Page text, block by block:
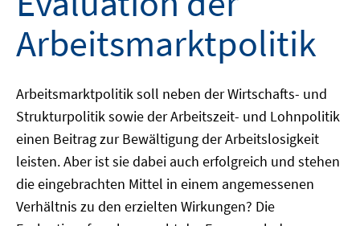
Arbeitsmarktpolitik
Arbeitsmarktpolitik soll neben der Wirtschafts- und
Strukturpolitik sowie der Arbeitszeit- und Lohnpolitik
einen Beitrag zur Bewältigung der Arbeitslosigkeit
leisten. Aber ist sie dabei auch erfolgreich und stehen
die eingebrachten Mittel in einem angemessenen
Verhältnis zu den erzielten Wirkungen? Die